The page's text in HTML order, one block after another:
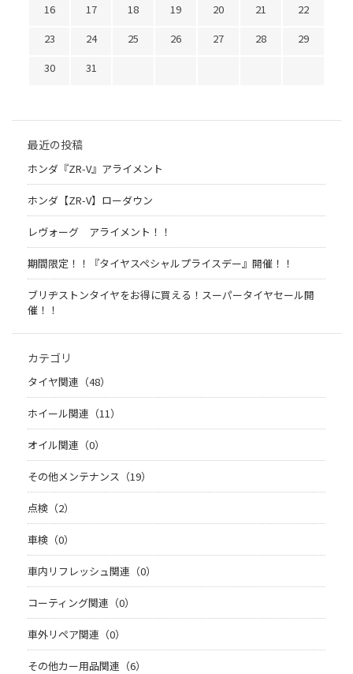
16
17 18 19 20 21
22
23
24 25 26 27 28
29
30
31
最近の投稿
ホンダ『ZR-V』アライメント
ホンダ【ZR-V】ローダウン
レヴォーグ アライメント！！
期間限定！！『タイヤスペシャルプライスデー』開催！！
ブリヂストンタイヤをお得に買える！スーパータイヤセール開
催！！
カテゴリ
タイヤ関連（48）
ホイール関連（11）
オイル関連（0）
その他メンテナンス（19）
点検（2）
車検（0）
車内リフレッシュ関連（0）
コーティング関連（0）
車外リペア関連（0）
その他カー用品関連（6）